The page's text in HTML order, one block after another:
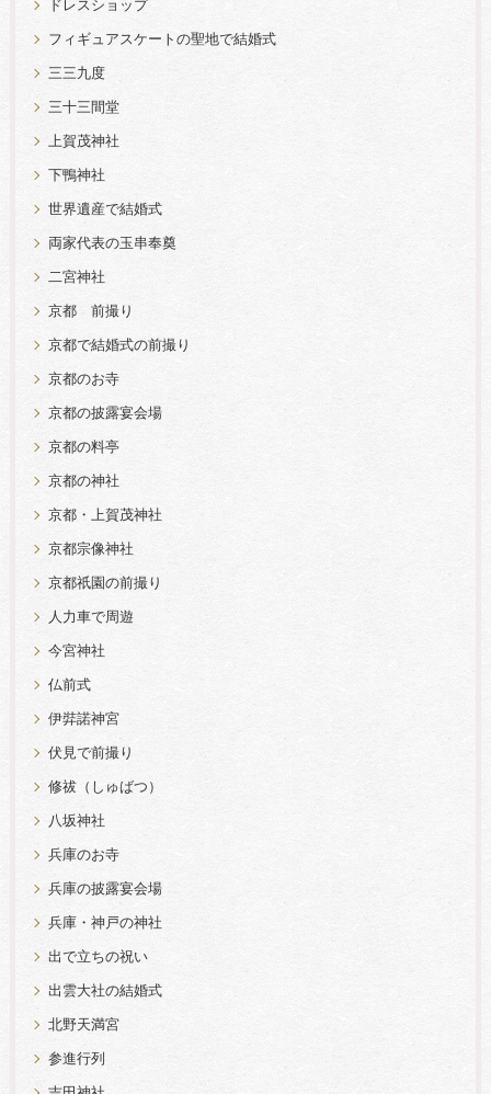
ドレスショップ
フィギュアスケートの聖地で結婚式
三三九度
三十三間堂
上賀茂神社
下鴨神社
世界遺産で結婚式
両家代表の玉串奉奠
二宮神社
京都 前撮り
京都で結婚式の前撮り
京都のお寺
京都の披露宴会場
京都の料亭
京都の神社
京都・上賀茂神社
京都宗像神社
京都祇園の前撮り
人力車で周遊
今宮神社
仏前式
伊弉諾神宮
伏見で前撮り
修祓（しゅばつ）
八坂神社
兵庫のお寺
兵庫の披露宴会場
兵庫・神戸の神社
出で立ちの祝い
出雲大社の結婚式
北野天満宮
参進行列